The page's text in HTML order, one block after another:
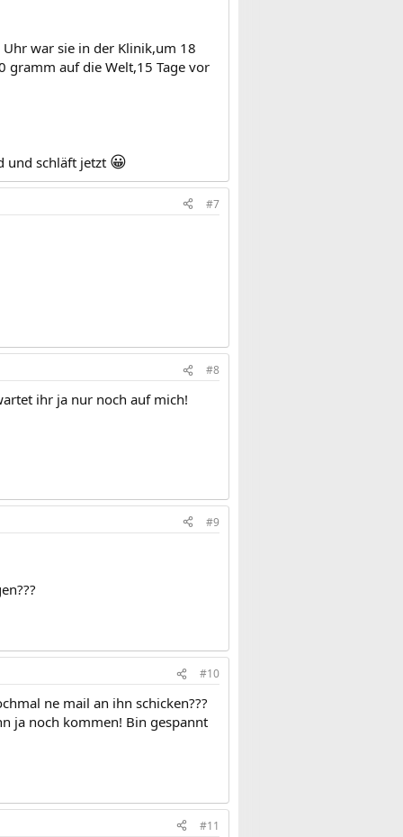
war sie in der Klinik,um 18
gramm auf die Welt,15 Tage vor
und schläft jetzt 😀
#7
#8
ihr ja nur noch auf mich!
#9
#10
ne mail an ihn schicken???
ja noch kommen! Bin gespannt
#11